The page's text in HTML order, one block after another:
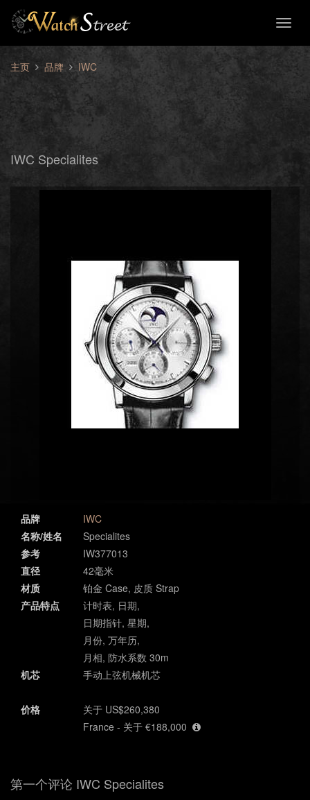
主页 品牌 IWC
IWC Specialites
品牌
IWC
名称/姓名
Specialites
参考
IW377013
直径
42毫米
材质
铂金 Case, 皮质 Strap
产品特点
计时表, 日期,
日期指针, 星期,
月份, 万年历,
月相, 防水系数 30m
机芯
手动上弦机械机芯
价格
关于 US$260,380
France - 关于 €188,000
第一个评论 IWC Specialites